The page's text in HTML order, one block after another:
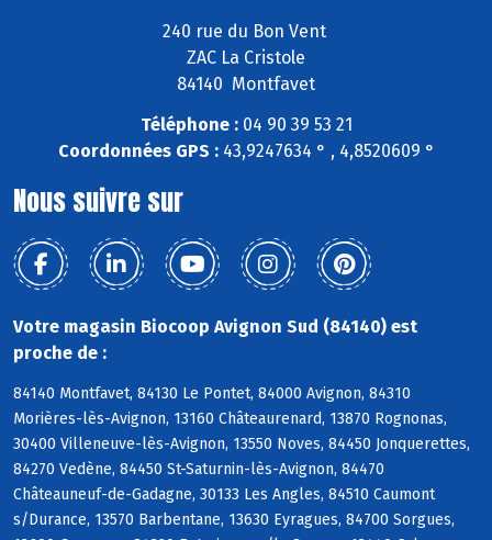
240 rue du Bon Vent
ZAC La Cristole
84140 Montfavet
Téléphone :04 90 39 53 21
Coordonnées GPS :43,9247634 ° , 4,8520609 °
Nous suivre sur
Votre magasin Biocoop Avignon Sud (84140) est
proche de :
84140 Montfavet, 84130 Le Pontet, 84000 Avignon, 84310
Morières-lès-Avignon, 13160 Châteaurenard, 13870 Rognonas,
30400 Villeneuve-lès-Avignon, 13550 Noves, 84450 Jonquerettes,
84270 Vedène, 84450 St-Saturnin-lès-Avignon, 84470
Châteauneuf-de-Gadagne, 30133 Les Angles, 84510 Caumont
s/Durance, 13570 Barbentane, 13630 Eyragues, 84700 Sorgues,